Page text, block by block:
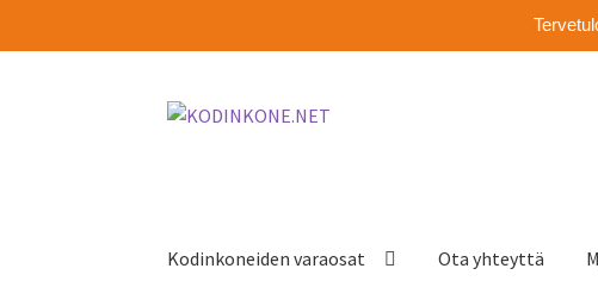
Siirry
Siirry
Kodinkoneiden varaosat Ota yhteyttä